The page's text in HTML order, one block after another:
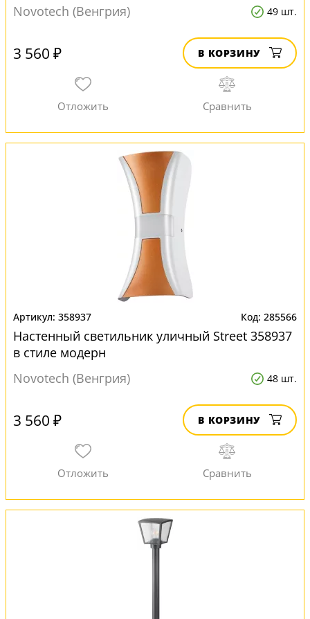
Novotech (Венгрия)
49 шт.
3 560 ₽ В КОРЗИНУ
358937 285566
Настенный светильник уличный Street 358937
в стиле модерн
Novotech (Венгрия)
48 шт.
3 560 ₽ В КОРЗИНУ